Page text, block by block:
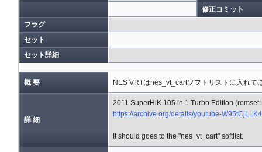
修正コミット
フラグ
セット
セット詳細
概 要 NES VRTはnes_vt_cartソフトリストに入れて
詳 細
2011 SuperHiK 105 in 1 Turbo Edition
https://archive.org/details/youtube-
It should goes to the "nes_vt_cart" softlist.